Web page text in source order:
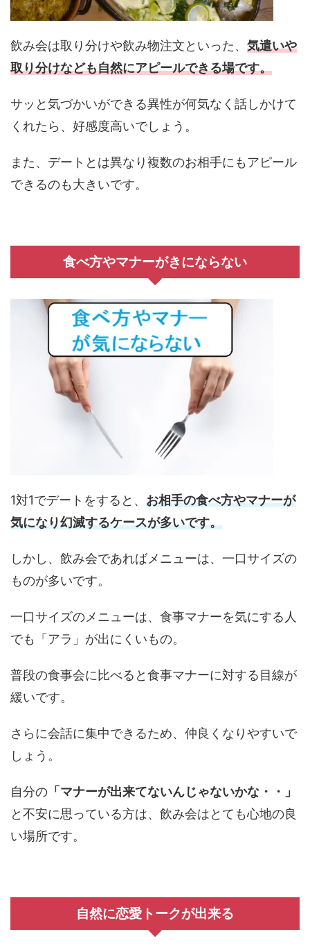
飲み会は取り分けや飲み物注文といった、 気遣いや
取り分けなども自然にアピールできる場です。
サッと気づかいができる異性が何気なく話しかけて
くれたら、好感度高いでしょう。
また、デートとは異なり複数のお相手にもアピール
できるのも大きいです。
食べ方やマナーがきにならない
1対1でデートをすると、 お相手の食べ方やマナーが
気になり幻滅するケースが多いです。
しかし、飲み会であればメニューは、一口サイズの
ものが多いです。
一口サイズのメニューは、食事マナーを気にする人
でも「アラ」が出にくいもの。
普段の食事会に比べると食事マナーに対する目線が
緩いです。
さらに会話に集中できるため、仲良くなりやすいで
しょう。
自分の 「マナーが出来てないんじゃないかな・・」
と不安に思っている方は、飲み会はとても心地の良
い場所です。
自然に恋愛トークが出来る